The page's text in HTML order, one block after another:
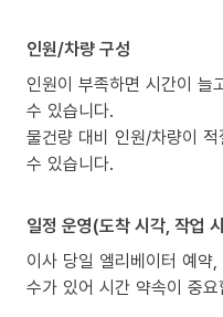
인원/차량 구성
인원이 부족하면 시간이 늘
수 있습니다.
물건량 대비 인원/차량이
수 있습니다.
일정 운영(도착 시각, 작업
이사 당일 엘리베이터 예약
수가 있어 시간 약속이 중요